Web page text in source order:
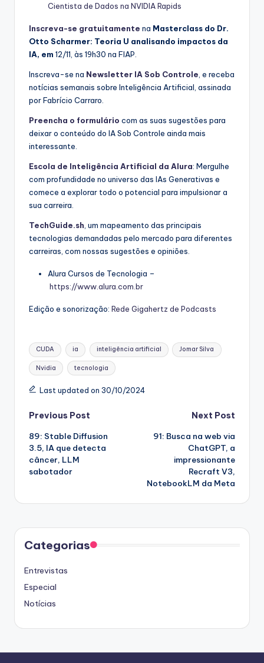
Cientista de Dados na NVIDIA Rapids
Inscreva-se gratuitamente na Masterclass do Dr.
Otto Scharmer: Teoria U analisando impactos da
IA, em 12/11, às 19h30 na FIAP.
Inscreva-se na Newsletter IA Sob Controle , e receba
notícias semanais sobre Inteligência Artificial, assinada
por Fabrício Carraro.
Preencha o formulário com as suas sugestões para
deixar o conteúdo do IA Sob Controle ainda mais
interessante.
Escola de Inteligência Artificial da Alura: Mergulhe
com profundidade no universo das IAs Generativas e
comece a explorar todo o potencial para impulsionar a
sua carreira.
TechGuide.sh , um mapeamento das principais
tecnologias demandadas pelo mercado para diferentes
carreiras, com nossas sugestões e opiniões.
Alura Cursos de Tecnologia –
https://www.alura.com.br
Edição e sonorização: Rede Gigahertz de Podcasts
Tags:
CUDA ia inteligência artificial Jomar Silva
Nvidia tecnologia
Last updated on 30/10/2024
Post
navigation
Previous Post
89: Stable Diffusion
3.5, IA que detecta
câncer, LLM
sabotador
Next Post
91: Busca na web via
ChatGPT, a
impressionante
Recraft V3,
NotebookLM da Meta
Categorias
Entrevistas
Especial
Notícias